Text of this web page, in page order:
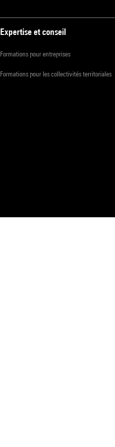
Expertise et conseil
Formations pour entreprises
Formations pour les collectivités territoriales